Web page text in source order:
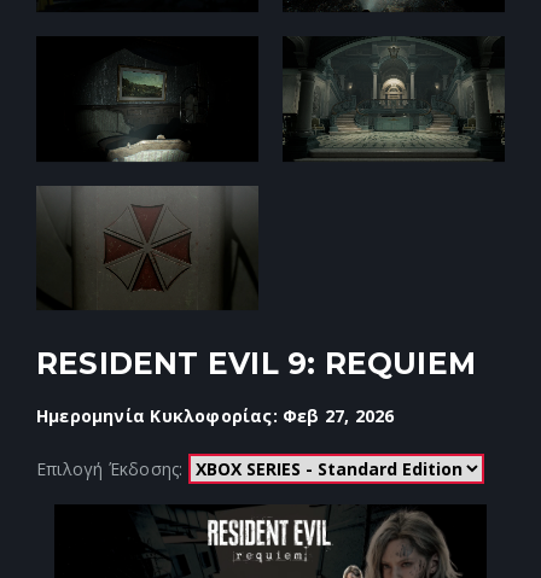
RESIDENT EVIL 9: REQUIEM
Ημερομηνία Κυκλοφορίας: Φεβ 27, 2026
Επιλογή Έκδοσης: